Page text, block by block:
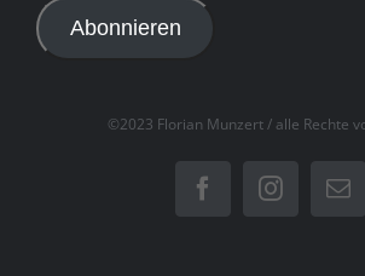
AdresseAbonnieren
©2023 Florian Munzert / alle Rechte
Facebook